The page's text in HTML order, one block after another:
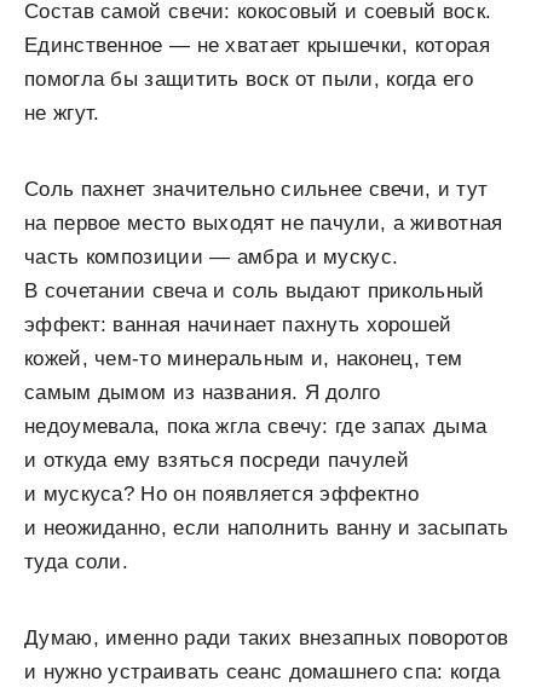
Состав самой свечи: кокосовый и соевый воск.
Единственное — не хватает крышечки, которая
помогла бы защитить воск от пыли, когда его
не жгут.
Соль пахнет значительно сильнее свечи, и тут
на первое место выходят не пачули, а животная
часть композиции — амбра и мускус.
В сочетании свеча и соль выдают прикольный
эффект: ванная начинает пахнуть хорошей
кожей, чем-то минеральным и, наконец, тем
самым дымом из названия. Я долго
недоумевала, пока жгла свечу: где запах дыма
и откуда ему взяться посреди пачулей
и мускуса? Но он появляется эффектно
и неожиданно, если наполнить ванну и засыпать
туда соли.
Думаю, именно ради таких внезапных поворотов
и нужно устраивать сеанс домашнего спа: когда